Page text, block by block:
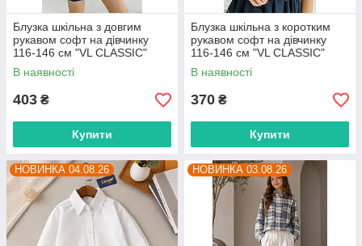
Блузка шкільна з довгим
рукавом софт на дівчинку
116-146 см "VL CLASSIC"
недорого від прямого
постачальника
В наявності
403 ₴
Купити
Блузка шкільна з коротким
рукавом софт на дівчинку
116-146 см "VL CLASSIC"
недорого від прямого
постачальника
В наявності
370 ₴
Купити
НОВИНКА 04.08.26 НОВИНКА 03.08.26